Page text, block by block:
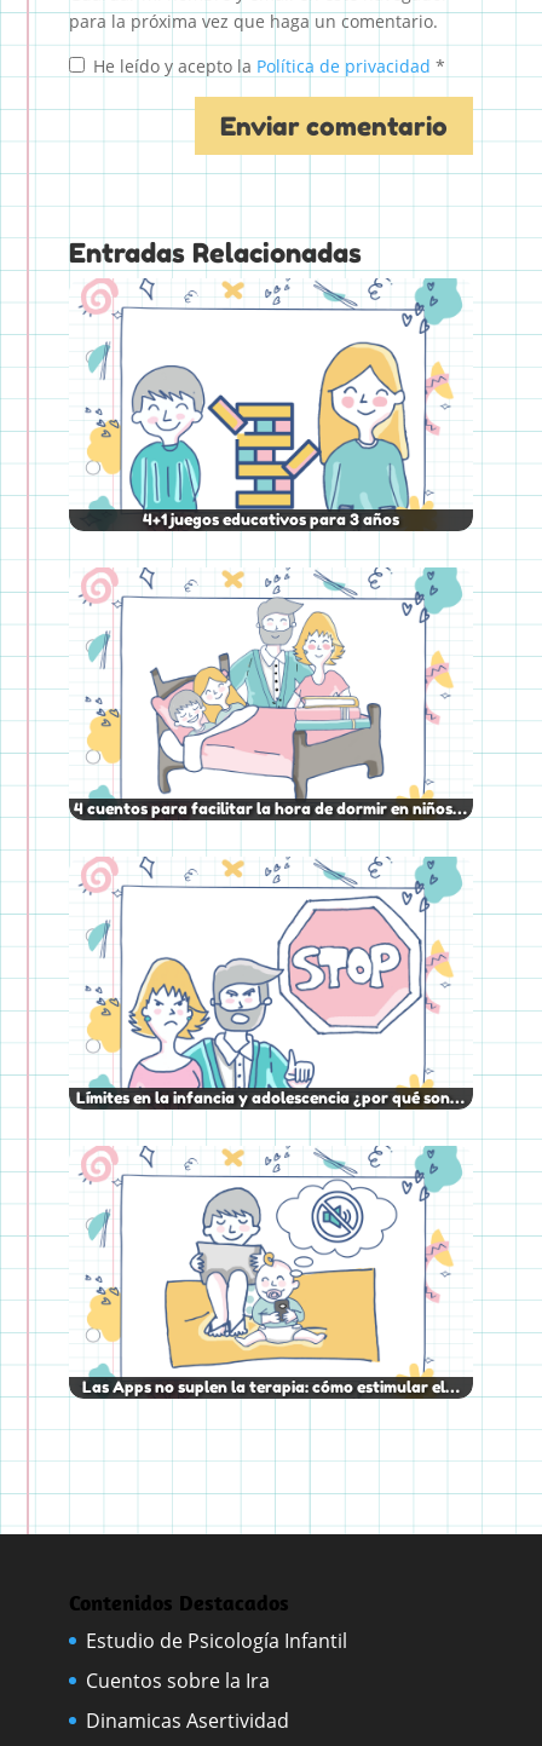
para la próxima vez que haga un comentario.
He leído y acepto la Política de privacidad *
Entradas Relacionadas
4+1 juegos educativos para 3 años
4 cuentos para facilitar la hora de dormir en niños…
Límites en la infancia y adolescencia ¿por qué son…
Las Apps no suplen la terapia: cómo estimular el…
Contenidos Destacados
Estudio de Psicología Infantil
Cuentos sobre la Ira
Dinamicas Asertividad